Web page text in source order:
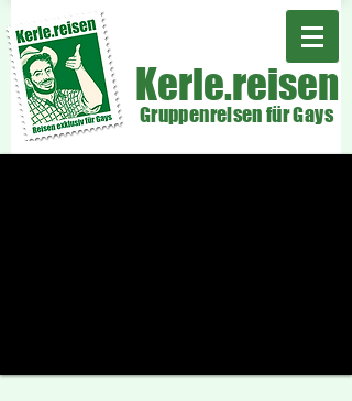
Kerle.reisen
Gruppenreisen für Gays